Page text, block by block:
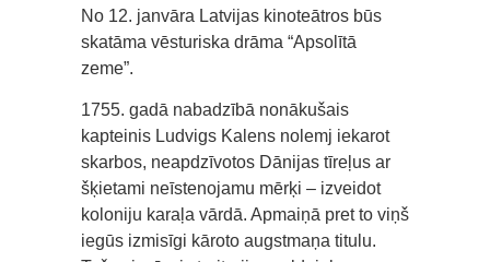
No 12. janvāra Latvijas kinoteātros būs
skatāma vēsturiska drāma “Apsolītā
zeme”.
1755. gadā nabadzībā nonākušais
kapteinis Ludvigs Kalens nolemj iekarot
skarbos, neapdzīvotos Dānijas tīreļus ar
šķietami neīstenojamu mērķi – izveidot
koloniju karaļa vārdā. Apmaiņā pret to viņš
iegūs izmisīgi kāroto augstmaņa titulu.